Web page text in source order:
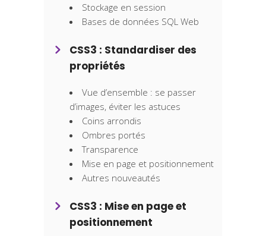
Stockage en session
Bases de données SQL Web
CSS3 : Standardiser des
propriétés
Vue d’ensemble : se passer
d’images, éviter les astuces
Coins arrondis
Ombres portés
Transparence
Mise en page et positionnement
Autres nouveautés
CSS3 : Mise en page et
positionnement